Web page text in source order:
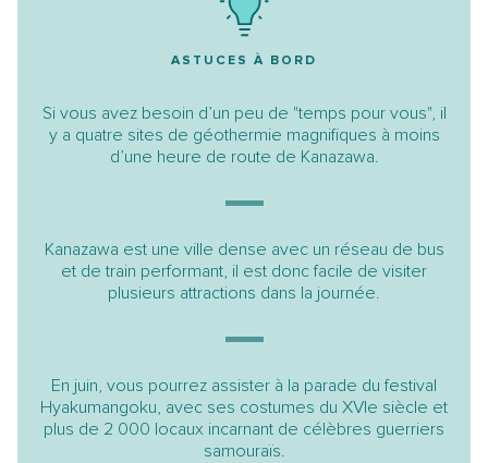
ASTUCES À BORD
Si vous avez besoin d’un peu de "temps pour vous", il
y a quatre sites de géothermie magnifiques à moins
d’une heure de route de Kanazawa.
Kanazawa est une ville dense avec un réseau de bus
et de train performant, il est donc facile de visiter
plusieurs attractions dans la journée.
En juin, vous pourrez assister à la parade du festival
Hyakumangoku, avec ses costumes du XVIe siècle et
plus de 2 000 locaux incarnant de célèbres guerriers
samouraïs.